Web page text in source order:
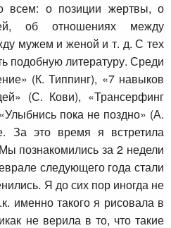
всем: о позиции жертвы, о
об отношениях между
мужем и женой и т. д. С тех
подобную литературу. Среди
(К. Типпинг), «7 навыков
(С. Кови), «Трансерфинг
пока не поздно» (А.
За это время я встретила
познакомились за 2 недели
следующего года стали
Я до сих пор иногда не
именно такого я рисовала в
не верила в то, что такие